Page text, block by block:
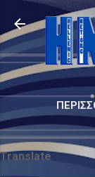
Translate